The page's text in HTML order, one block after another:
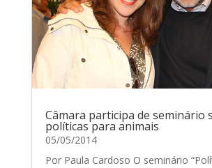
Câmara participa de seminário
políticas para animais
05/05/2014
Por Paula Cardoso O seminário